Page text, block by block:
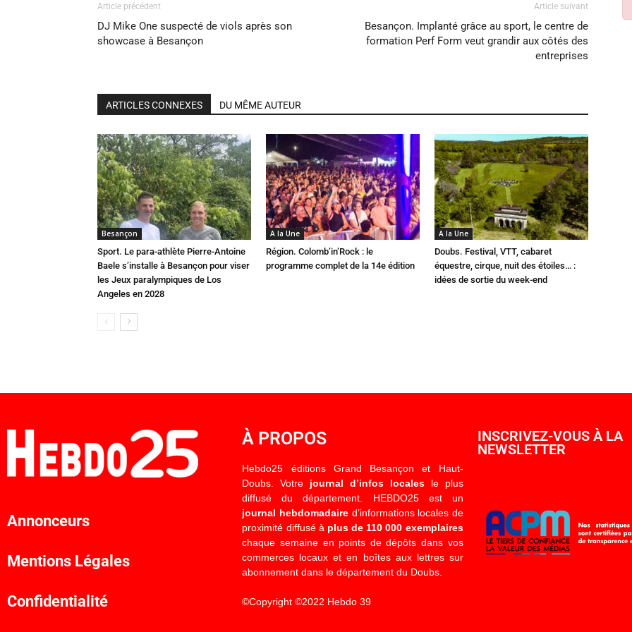
Article précédent
DJ Mike One suspecté de viols après son
showcase à Besançon
Article suivant
Besançon. Implanté grâce au sport, le centre de
formation Perf Form veut grandir aux côtés des
entreprises
ARTICLES CONNEXES DU MÊME AUTEUR
Besançon
Sport. Le para-athlète Pierre-Antoine
Baele s’installe à Besançon pour viser
les Jeux paralympiques de Los
Angeles en 2028
A la Une
Région. Colomb’in’Rock : le
programme complet de la 14e édition
A la Une
Doubs. Festival, VTT, cabaret
équestre, cirque, nuit des étoiles… :
idées de sortie du week-end
Annonceurs
Mentions Légales
Confidentialité
À PROPOS
Hebdo25 éditions Grand Besançon et Haut-
Doubs. Votre journal d’infos localesle plus
diffusé du département. HEBDO25 est un
journal hebdomadaired’informations locales de
proximité diffusé à plus de 110 000 exemplaires
chaque semaine en points de dépôts dans vos
commerces locaux et en boîtes aux lettres sur
abonnement dans le département du Doubs.
©Copyright ©2022 Hebdo 39
INSCRIVEZ-VOUS À LA
NEWSLETTER